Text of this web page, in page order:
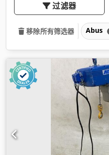
过滤器
移除所有筛选器 Abus